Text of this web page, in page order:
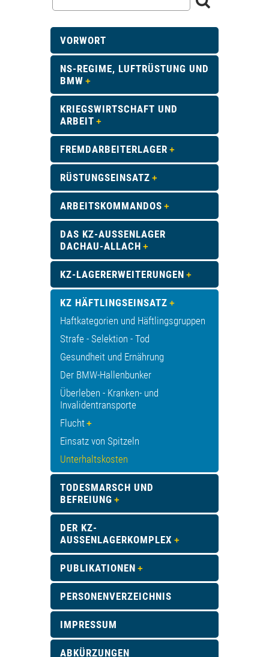
VORWORT
NS-REGIME, LUFTRÜSTUNG UND
BMW
KRIEGSWIRTSCHAFT UND
ARBEIT
FREMDARBEITERLAGER
RÜSTUNGSEINSATZ
ARBEITSKOMMANDOS
DAS KZ-AUSSENLAGER D
ACHAU-ALLACH
KZ-LAGERERWEITERUNGEN
KZ HÄFTLINGSEINSATZ
Haftkategorien und Häftlingsgruppen
Strafe - Selektion - Tod
Gesundheit und Ernährung
Der BMW-Hallenbunker
Überleben - Kranken- und
Invalidentransporte
Flucht
Einsatz von Spitzeln
Unterhaltskosten
TODESMARSCH UND
BEFREIUNG
DER KZ-
AUSSENLAGERKOMPLEX
PUBLIKATIONEN
PERSONENVERZEICHNIS
IMPRESSUM
ABKÜRZUNGEN